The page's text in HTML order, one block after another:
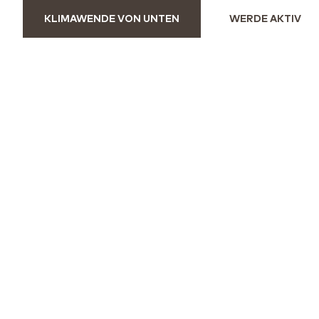
KLIMAWENDE VON UNTEN WERDE AKTIV